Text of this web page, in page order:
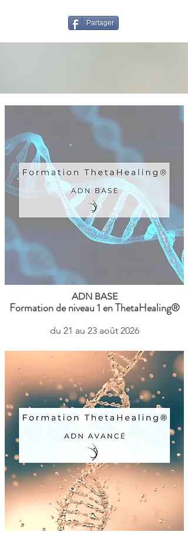
Partager
ADN BASE​
Formation de niveau 1 en ThetaHealing®
du 21 au 23 août 2026